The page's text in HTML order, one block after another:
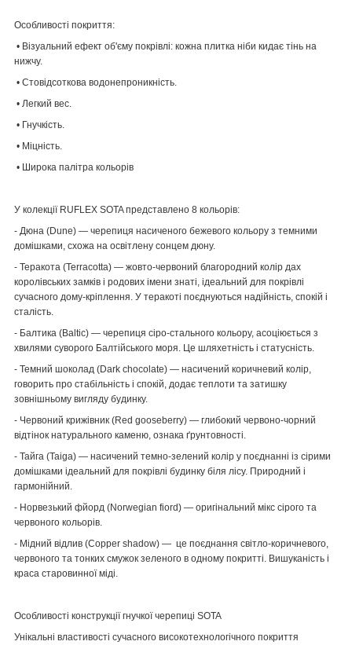
Особливості покриття:
• Візуальний ефект об'єму покрівлі: кожна плитка ніби кидає тінь на
нижчу.
• Стовідсоткова водонепроникність.
• Легкий вес.
• Гнучкість.
• Міцність.
• Широка палітра кольорів
У колекції RUFLEX SOTA представлено 8 кольорів:
- Дюна (Dune) — черепиця насиченого бежевого кольору з темними
домішками, схожа на освітлену сонцем дюну.
- Теракота (Terracotta) — жовто-червоний благородний колір дах
королівських замків і родових імени знаті, ідеальний для покрівлі
сучасного дому-кріплення. У теракоті поєднуються надійність, спокій і
сталість.
- Балтика (Baltic) — черепиця сіро-стального кольору, асоціюється з
хвилями суворого Балтійського моря. Це шляхетність і статусність.
- Темний шоколад (Dark chocolate) — насичений коричневий колір,
говорить про стабільність і спокій, додає теплоти та затишку
зовнішньому вигляду будинку.
- Червоний крижівник (Red gooseberry) — глибокий червоно-чорний
відтінок натурального каменю, ознака ґрунтовності.
- Тайга (Taiga) — насичений темно-зелений колір у поєднанні із сірими
домішками ідеальний для покрівлі будинку біля лісу. Природний і
гармонійний.
- Норвезький фйорд (Norwegian fiord) — оригінальний мікс сірого та
червоного кольорів.
- Мідний відлив (Copper shadow) — це поєднання світло-коричневого,
червоного та тонких смужок зеленого в одному покритті. Вишуканість і
краса старовинної міді.
Особливості конструкції гнучкої черепиці SOTA
Унікальні властивості сучасного високотехнологічного покриття